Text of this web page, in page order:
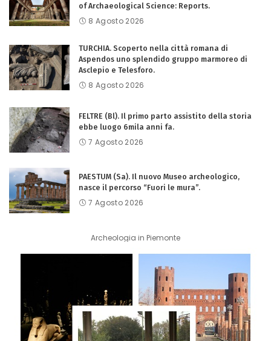
of Archaeological Science: Reports.
8 Agosto 2026
TURCHIA. Scoperto nella città romana di
Aspendos uno splendido gruppo marmoreo di
Asclepio e Telesforo.
8 Agosto 2026
FELTRE (Bl). Il primo parto assistito della storia
ebbe luogo 6mila anni fa.
7 Agosto 2026
PAESTUM (Sa). Il nuovo Museo archeologico,
nasce il percorso “Fuori le mura”.
7 Agosto 2026
Archeologia in Piemonte